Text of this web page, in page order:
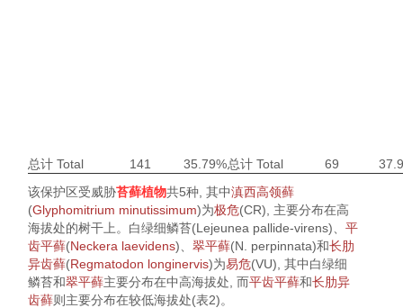
总计 Total 141 35.79%总计 Total 69
该保护区受威胁苔藓植物共5种, 其中滇西高领藓
(Glyphomitrium minutissimum)为极危(CR), 主要分布在高
海拔处的树干上。白绿细鳞苔(Lejeunea pallide-virens)、 平
齿平藓(Neckera laevidens)、 翠平藓(N. perpinnata)和长肋
异齿藓(Regmatodon longinervis)为易危(VU), 其中白绿细
鳞苔和翠平藓主要分布在中高海拔处, 而平齿平藓和长肋异
齿藓则主要分布在较低海拔处(表2)。